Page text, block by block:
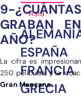
Asia
ESPAÑA
FRANCIA
GRECIA
9-
GRABAN
AÑO?
La cifra es
250 películas, y la
Gran Manzana.